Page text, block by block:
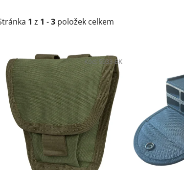
1 z 1 -3 položek celkem
Kód:5933-BK